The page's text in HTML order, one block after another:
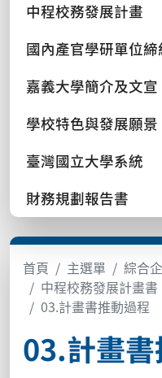
中程校務發展計畫
國內產官學研單位締
嘉義大學簡介及文宣
學校特色與發展願景
臺灣國立大學系統
財務規劃報告書
首頁 主選單 綜合
中程校務發展計畫書
03.計畫書推動過程
03.計畫